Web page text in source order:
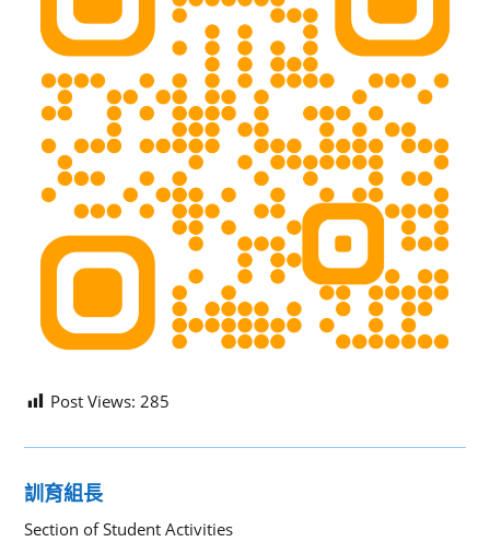
Post Views: 285
訓育組長
Section of Student Activities